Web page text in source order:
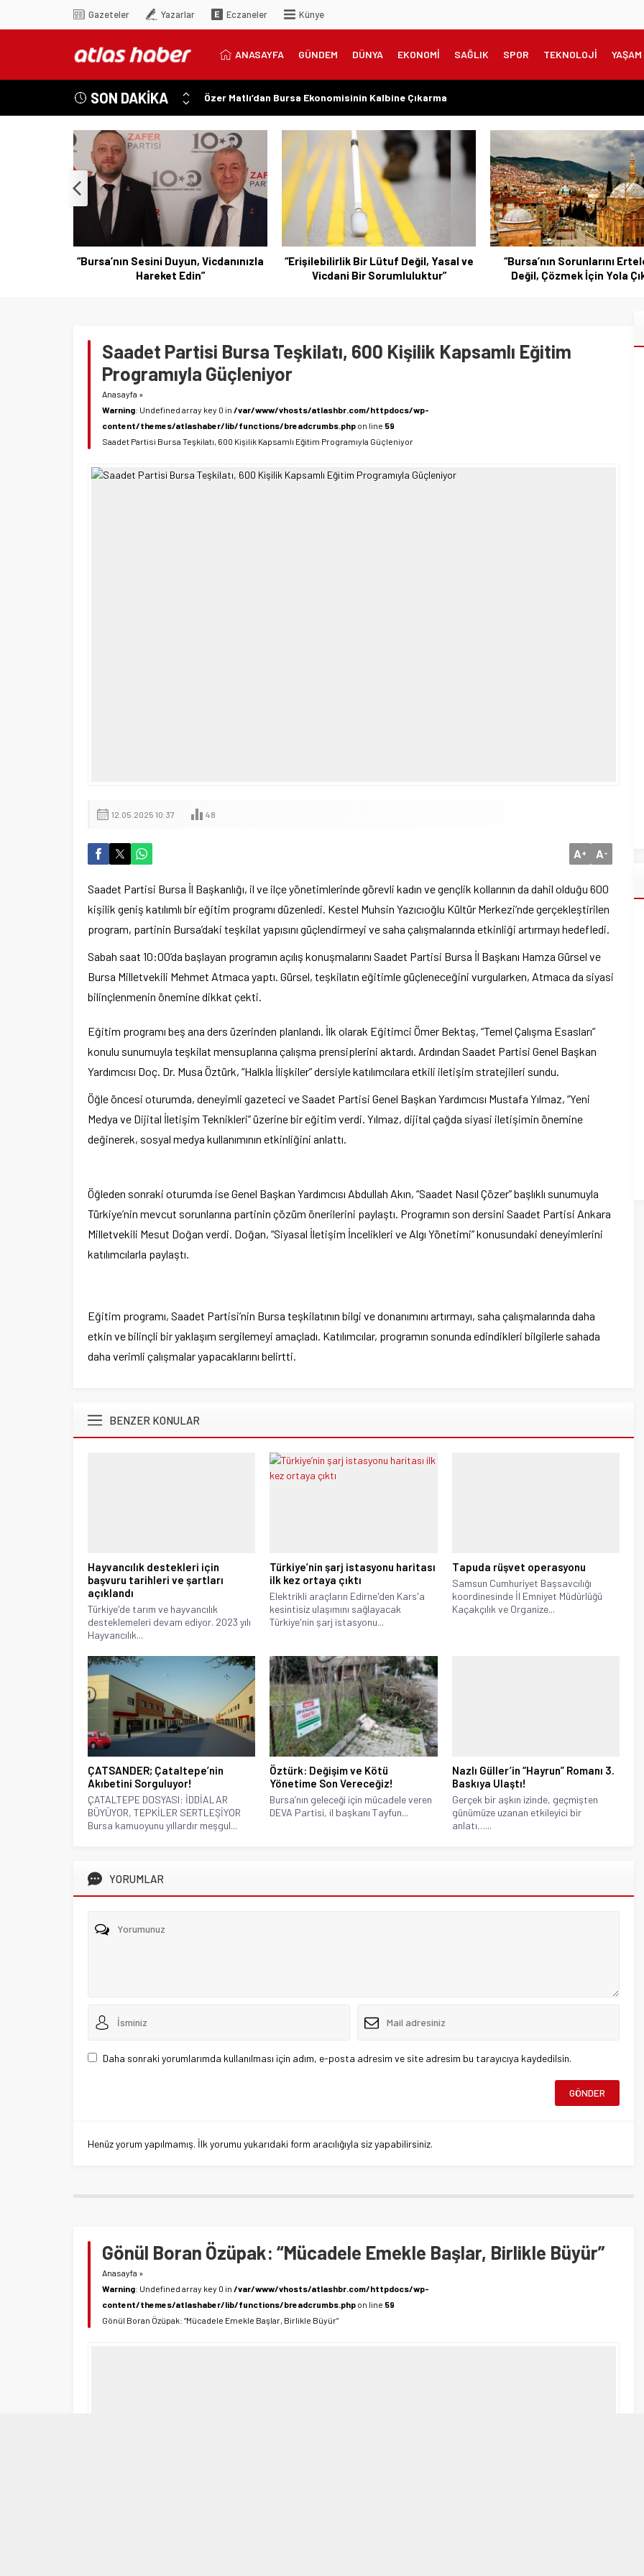
Gazeteler Yazarlar Eczaneler Künye
ANASAYFA GÜNDEM DÜNYA EKONOMİ SAĞLIK SPOR TEKNOLOJİ YAŞAM
SON DAKİKA
Özer Matlı’dan Bursa Ekonomisinin Kalbine Çıkarma
“Aynı Düzenleme Neden Emeklilere Uygulanmadı?”
“Engelli Emekliliğinde Kazanılmış Haklar Korunmalı, Belirsizlikler Son Bulmalı”
“Engelliler Bu Ülkede Başarıyı Kimsenin Lütfuyla Değil, İğneyle Kuyu Kazarak Kazanıyor”
“Bu Ses Siyasi Tartışmaların Değil, Millet Vicdanının Konusudur”
“Bursa’nın Sesini Duyun, Vicdanınızla
Hareket Edin”
“Erişilebilirlik Bir Lütuf Değil, Yasal ve
Vicdani Bir Sorumluluktur”
“Bursa’nın Sorunlarını
Değil, Çözmek İçin Yola
Saadet Partisi Bursa Teşkilatı, 600 Kişilik Kapsamlı Eğitim
Programıyla Güçleniyor
Anasayfa »
Warning: Undefined array key 0 in /var/www/vhosts/atlashbr.com/httpdocs/wp-
content/themes/atlashaber/lib/functions/breadcrumbs.php on line 59
Saadet Partisi Bursa Teşkilatı, 600 Kişilik Kapsamlı Eğitim Programıyla Güçleniyor
12.05.2025 10:37 48
A+ A-
Saadet Partisi Bursa İl Başkanlığı, il ve ilçe yönetimlerinde görevli kadın ve gençlik kollarının da dahil olduğu 600
kişilik geniş katılımlı bir eğitim programı düzenledi. Kestel Muhsin Yazıcıoğlu Kültür Merkezi’nde gerçekleştirilen
program, partinin Bursa’daki teşkilat yapısını güçlendirmeyi ve saha çalışmalarında etkinliği artırmayı hedefledi.
Sabah saat 10:00’da başlayan programın açılış konuşmalarını Saadet Partisi Bursa İl Başkanı Hamza Gürsel ve
Bursa Milletvekili Mehmet Atmaca yaptı. Gürsel, teşkilatın eğitimle güçleneceğini vurgularken, Atmaca da siyasi
bilinçlenmenin önemine dikkat çekti.
Eğitim programı beş ana ders üzerinden planlandı. İlk olarak Eğitimci Ömer Bektaş, “Temel Çalışma Esasları”
konulu sunumuyla teşkilat mensuplarına çalışma prensiplerini aktardı. Ardından Saadet Partisi Genel Başkan
Yardımcısı Doç. Dr. Musa Öztürk, “Halkla İlişkiler” dersiyle katılımcılara etkili iletişim stratejileri sundu.
Öğle öncesi oturumda, deneyimli gazeteci ve Saadet Partisi Genel Başkan Yardımcısı Mustafa Yılmaz, “Yeni
Medya ve Dijital İletişim Teknikleri” üzerine bir eğitim verdi. Yılmaz, dijital çağda siyasi iletişimin önemine
değinerek, sosyal medya kullanımının etkinliğini anlattı.
Öğleden sonraki oturumda ise Genel Başkan Yardımcısı Abdullah Akın, “Saadet Nasıl Çözer” başlıklı sunumuyla
Türkiye’nin mevcut sorunlarına partinin çözüm önerilerini paylaştı. Programın son dersini Saadet Partisi Ankara
Milletvekili Mesut Doğan verdi. Doğan, “Siyasal İletişim İncelikleri ve Algı Yönetimi” konusundaki deneyimlerini
katılımcılarla paylaştı.
Eğitim programı, Saadet Partisi’nin Bursa teşkilatının bilgi ve donanımını artırmayı, saha çalışmalarında daha
etkin ve bilinçli bir yaklaşım sergilemeyi amaçladı. Katılımcılar, programın sonunda edindikleri bilgilerle sahada
daha verimli çalışmalar yapacaklarını belirtti.
BENZER KONULAR
Hayvancılık destekleri için
başvuru tarihleri ve şartları
açıklandı
Türkiye'de tarım ve hayvancılık
desteklemeleri devam ediyor. 2023 yılı
Hayvancılık...
Türkiye’nin şarj istasyonu haritası
ilk kez ortaya çıktı
Elektrikli araçların Edirne'den Kars'a
kesintisiz ulaşımını sağlayacak
Türkiye'nin şarj istasyonu...
Tapuda rüşvet operasyonu
Samsun Cumhuriyet Başsavcılığı
koordinesinde İl Emniyet Müdürlüğü
Kaçakçılık ve Organize...
ÇATSANDER; Çataltepe’nin
Akıbetini Sorguluyor!
ÇATALTEPE DOSYASI: İDDİALAR
BÜYÜYOR, TEPKİLER SERTLEŞİYOR
Bursa kamuoyunu yıllardır meşgul...
Öztürk: Değişim ve Kötü
Yönetime Son Vereceğiz!
Bursa’nın geleceği için mücadele veren
DEVA Partisi, il başkanı Tayfun...
Nazlı Güller’in “Hayrun” Romanı 3.
Baskıya Ulaştı!
Gerçek bir aşkın izinde, geçmişten
günümüze uzanan etkileyici bir
anlatı…...
YORUMLAR
Daha sonraki yorumlarımda kullanılması için adım, e-posta adresim ve site adresim bu tarayıcıya kaydedilsin.
Henüz yorum yapılmamış. İlk yorumu yukarıdaki form aracılığıyla siz yapabilirsiniz.
Gönül Boran Özüpak: “Mücadele Emekle Başlar, Birlikle Büyür”
Anasayfa »
Warning: Undefined array key 0 in /var/www/vhosts/atlashbr.com/httpdocs/wp-
content/themes/atlashaber/lib/functions/breadcrumbs.php on line 59
Gönül Boran Özüpak: “Mücadele Emekle Başlar, Birlikle Büyür”